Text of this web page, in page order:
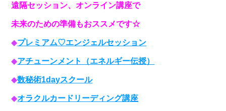
遠隔セッション、オンライン講座で
未来のための準備もおススメです☆
◆プレミアム♡エンジェルセッション
◆アチューンメント（エネルギー伝授）
◆数秘術1dayスクール
◆オラクルカードリーディング講座